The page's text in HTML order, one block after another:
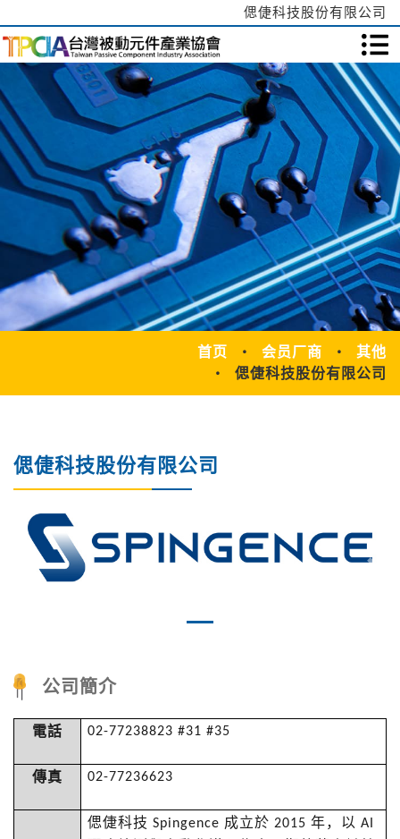
偲倢科技股份有限公司
首页 会员厂商
其他
偲倢科技股份有限公司
偲倢科技股份有限公司
Previous
公司簡介
電話 02-77238823 #31 #35
傳真 02-77236623
偲倢科技 Spingence 成立於 2015 年，以 AI